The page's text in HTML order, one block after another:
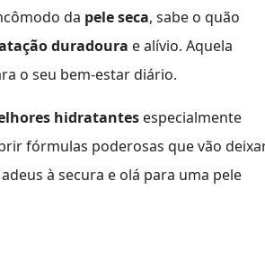
da pele seca, sabe o quão
duradoura e alívio. Aquela
o seu bem-estar diário.
hidratantes especialmente
fórmulas poderosas que vão
à secura e olá para uma pele